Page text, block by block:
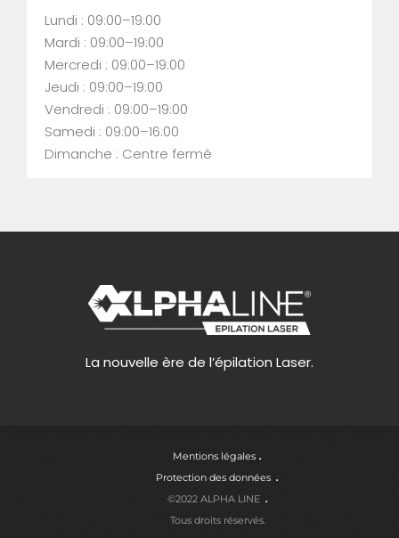
Lundi : 09:00–19:00
Mardi : 09:00–19:00
Mercredi : 09:00–19:00
Jeudi : 09:00–19:00
Vendredi : 09:00–19:00
Samedi : 09:00–16:00
Dimanche : Centre fermé
La nouvelle ère de l’épilation Laser.
Mentions légales
Protection des données
©2022 ALPHA LINE
Tous droits réservés.